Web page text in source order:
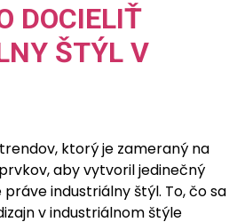
DOCIELIŤ
ŠTÝL V
ktorý je zameraný na
aby vytvoril jedinečný
industriálny štýl. To, čo sa
v industriálnom štýle